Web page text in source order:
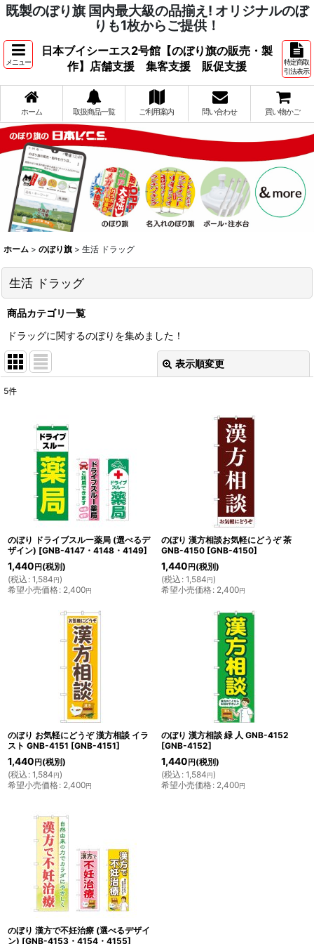
既製のぼり旗 国内最大級の品揃え! オリジナルのぼ
りも1枚からご提供！
メニュー
日本ブイシーエス2号館【のぼり旗の販売・製
作】店舗支援 集客支援 販促支援
特定商取
引法表示
ホーム 取扱商品一覧 ご利用案内 問い合わせ 買い物かご
ホーム > のぼり旗 > 生活 ドラッグ
生活 ドラッグ
商品カテゴリ一覧
ドラッグに関するのぼりを集めました！
表示順変更
並び順:
5件
のぼり ドライブスルー薬局 (選べるデ
ザイン) [GNB-4147・4148・4149]
1,440 円 (税別)
(税込 : 1,584円)
希望小売価格: 2,400円
のぼり 漢方相談お気軽にどうぞ 茶
GNB-4150 [GNB-4150]
1,440 円 (税別)
(税込 : 1,584円)
希望小売価格: 2,400円
のぼり お気軽にどうぞ 漢方相談 イラ
スト GNB-4151 [GNB-4151]
1,440 円 (税別)
(税込 : 1,584円)
希望小売価格: 2,400円
のぼり 漢方相談 緑 人 GNB-4152
[GNB-4152]
1,440 円 (税別)
(税込 : 1,584円)
希望小売価格: 2,400円
のぼり 漢方で不妊治療 (選べるデザイ
ン) [GNB-4153・4154・4155]